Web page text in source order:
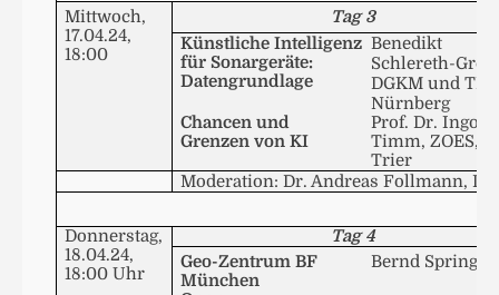
Mittwoch,
17.04.24,
18:00
Tag 3
Künstliche Intelligenz
für Sonargeräte:
Datengrundlage
Benedikt
Schlereth-
DGKM und TH
Nürnberg
Chancen und
Grenzen vonKI
Prof. Dr. Ingo
Timm, ZOES,
Trier
Moderation: Dr. AndreasFollmann,
Donnerstag,
18.04.24,
18:00 Uhr
Tag 4
Geo-ZentrumBF
München
Bernd Springer